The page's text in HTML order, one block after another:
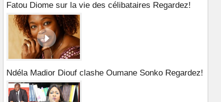
Fatou Diome sur la vie des célibataires Regardez!
Ndéla Madior Diouf clashe Oumane Sonko Regardez!